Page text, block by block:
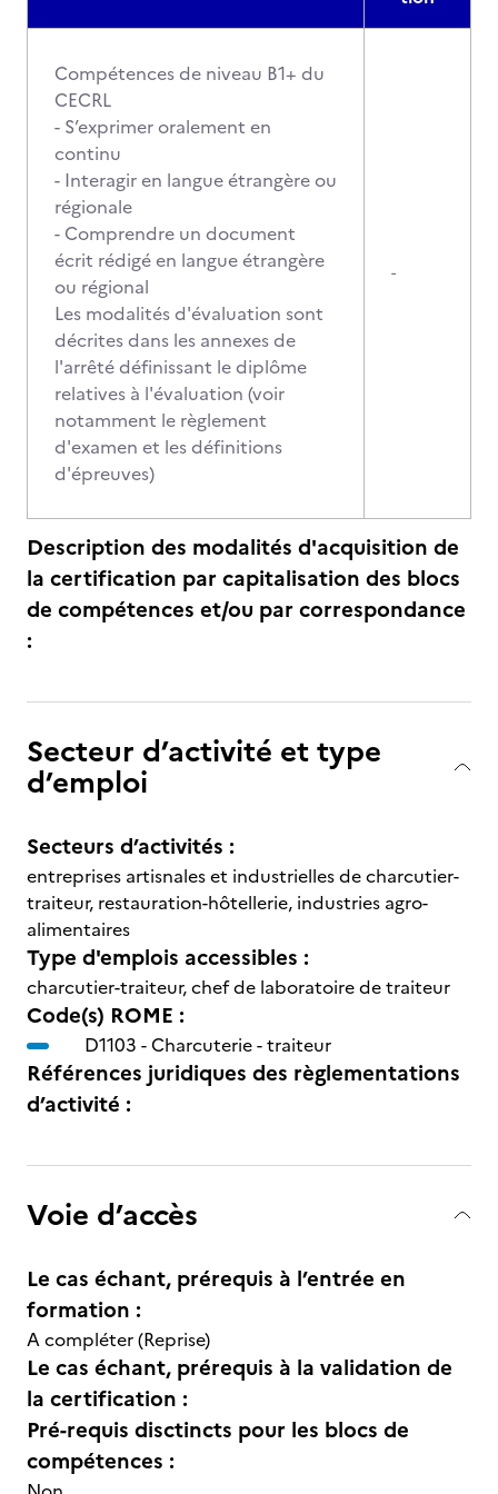
Compétences de niveau B1+ du
CECRL
- S’exprimer oralement en
continu
- Interagir en langue étrangère ou
régionale
- Comprendre un document
écrit rédigé en langue étrangère
ou régional
Les modalités d'évaluation sont
décrites dans les annexes de
l'arrêté définissant le diplôme
relatives à l'évaluation (voir
notamment le règlement
d'examen et les définitions
d'épreuves)
-
Description des modalités d'acquisition de
la certification par capitalisation des blocs
de compétences et/ou par correspondance
:
Secteur d’activité et type
d’emploi
Secteurs d’activités :
entreprises artisnales et industrielles de charcutier-
traiteur, restauration-hôtellerie, industries agro-
alimentaires
Type d'emplois accessibles :
charcutier-traiteur, chef de laboratoire de traiteur
Code(s) ROME :
D1103 -Charcuterie - traiteur
Références juridiques des règlementations
d’activité :
Voie d’accès
Le cas échant, prérequis à l’entrée en
formation :
A compléter (Reprise)
Le cas échant, prérequis à la validation de
la certification :
Pré-requis disctincts pour les blocs de
compétences :